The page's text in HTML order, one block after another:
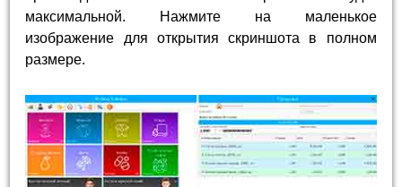
максимальной. Нажмите на маленькое
изображение для открытия скриншота в полном
размере.